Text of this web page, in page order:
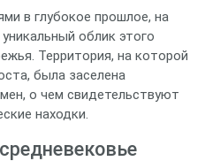
в глубокое прошлое, на
облик этого
Территория, на которой
была заселена
о чем свидетельствуют
находки.